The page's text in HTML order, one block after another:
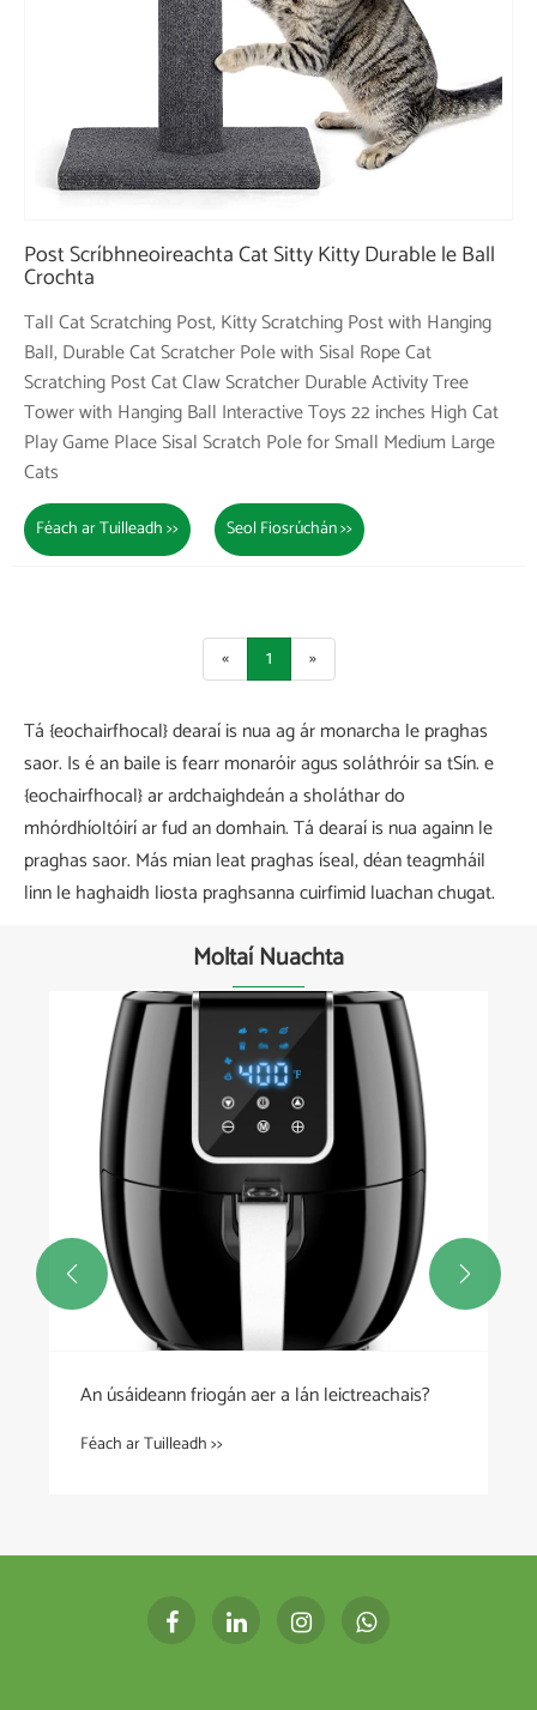
Post Scríbhneoireachta Cat Sitty Kitty Durable le Ball
Crochta
Tall Cat Scratching Post, Kitty Scratching Post with Hanging
Ball, Durable Cat Scratcher Pole with Sisal Rope Cat
Scratching Post Cat Claw Scratcher Durable Activity Tree
Tower with Hanging Ball Interactive Toys 22 inches High Cat
Play Game Place Sisal Scratch Pole for Small Medium Large
Cats
Féach ar Tuilleadh >> Seol Fiosrúchán >>
« 1 »
Tá {eochairfhocal} dearaí is nua ag ár monarcha le praghas
saor. Is é an baile is fearr monaróir agus soláthróir sa tSín. e
{eochairfhocal} ar ardchaighdeán a sholáthar do
mhórdhíoltóirí ar fud an domhain. Tá dearaí is nua againn le
praghas saor. Más mian leat praghas íseal, déan teagmháil
linn le haghaidh liosta praghsanna cuirfimid luachan chugat.
Moltaí Nuachta
An úsáideann friogán aer a lán leictreachais?
Féach ar Tuilleadh >>
 